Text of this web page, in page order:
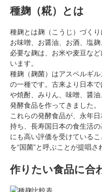
種麹（糀）とは
種麹とは麹（こうじ）づくり
お味噌、お醤油、お酒、塩
必要な麹は、お米や麦豆な
います。
種麹（麹菌）はアスペルギ
の一種です。古来より日本
や焼酎、みりん、味噌、醤
発酵食品を作ってきました。
これらの発酵食品が、永年
持ち、長寿国日本の食生活
にも高い評価を受けている
を“国菌”と呼ぶことが提唱さ
作りたい食品に合